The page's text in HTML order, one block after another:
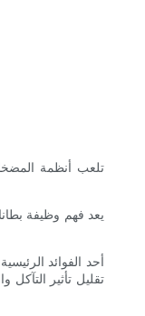
تلعب أنظمة
يعد فهم وظيفة
أحد الفوائد
تقليل تأثير